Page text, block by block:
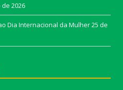
2026
Dia Internacional da Mulher25 de